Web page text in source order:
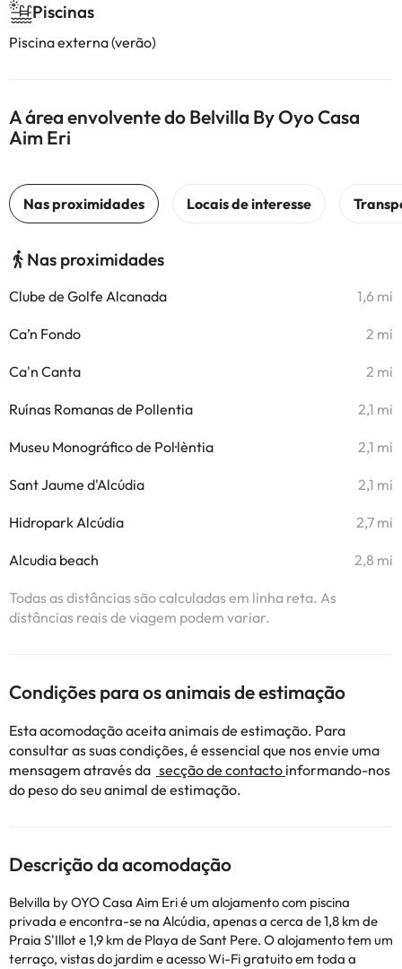
Piscinas
Piscina externa (verão)
A área envolvente do Belvilla By Oyo Casa
Aim Eri
Nas proximidades
Clube de Golfe Alcanada 1,6 mi
Ca’n Fondo 2 mi
Ca'n Canta 2 mi
Ruínas Romanas de Pollentia 2,1 mi
Museu Monográfico de Pol·lèntia 2,1 mi
Sant Jaume d'Alcúdia 2,1 mi
Hidropark Alcúdia 2,7 mi
Alcudia beach 2,8 mi
Todas as distâncias são calculadas em linha reta. As
distâncias reais de viagem podem variar.
Condições para os animais de estimação
Esta acomodação aceita animais de estimação. Para
consultar as suas condições, é essencial que nos envie uma
mensagem através da secção de contacto informando-nos
do peso do seu animal de estimação.
Descrição da acomodação
Belvilla by OYO Casa Aim Eri é um alojamento com piscina
privada e encontra-se na Alcúdia, apenas a cerca de 1,8 km de
Praia S'Illot e 1,9 km de Playa de Sant Pere. O alojamento tem um
terraço, vistas do jardim e acesso Wi-Fi gratuito em toda a